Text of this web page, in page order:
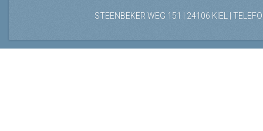
STEENBEKER WEG 151 | 24106 KIEL |